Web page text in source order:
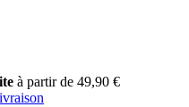
à partir de 49,90 €